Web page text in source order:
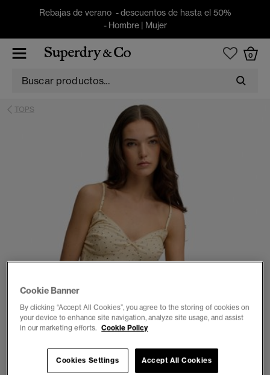
Rebajas de verano - descuentos de hasta el 50%
- Hombre| Mujer
0
TOPS
Cookie Banner
By clicking “Accept All Cookies”, you agree to the storing of cookies on
your device to enhance site navigation, analyze site usage, and assist
in our marketing efforts. Cookie Policy
Accept All Cookies
Cookies Settings